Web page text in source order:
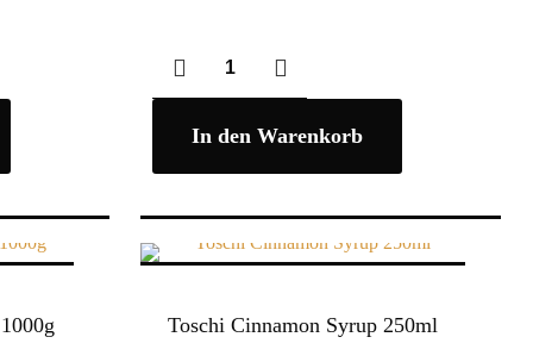
In den Warenkorb
Toschi Cinnamon Syrup 250ml